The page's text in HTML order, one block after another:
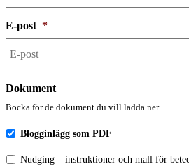
E-post *
Dokument
Bocka för de dokument du vill ladda ner
Blogginlägg som PDF
Nudging – instruktioner och mall för